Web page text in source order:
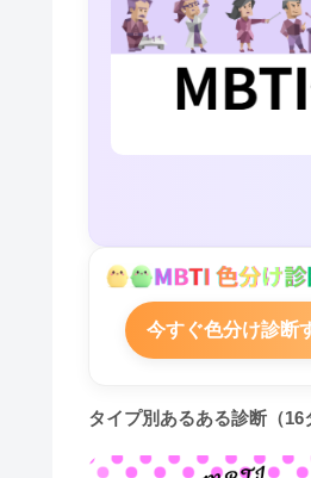
今すぐ色分け診断
タイプ別あるある診断（16